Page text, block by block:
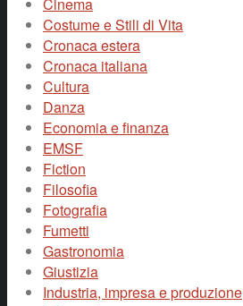
Costume e Stili di Vita
Cronaca estera
Cronaca italiana
Cultura
Danza
Economia e finanza
EMSF
Fiction
Filosofia
Fotografia
Fumetti
Gastronomia
Giustizia
Industria, impresa e produzione